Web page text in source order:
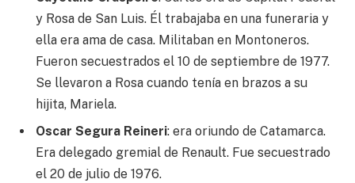
y Rosa de San Luis. Él trabajaba en una funeraria y
ella era ama de casa. Militaban en Montoneros.
Fueron secuestrados el 10 de septiembre de 1977.
Se llevaron a Rosa cuando tenía en brazos a su
hijita, Mariela.
Oscar Segura Reineri: era oriundo de Catamarca.
Era delegado gremial de Renault. Fue secuestrado
el 20 de julio de 1976.